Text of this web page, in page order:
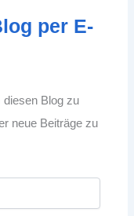
per E-
diesen Blog zu
neue Beiträge zu